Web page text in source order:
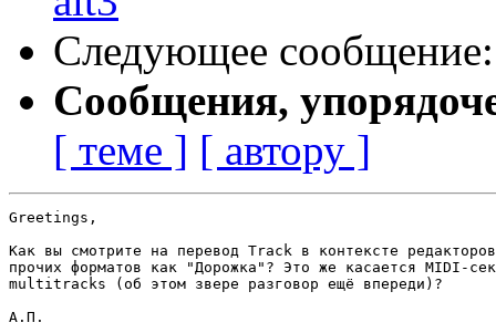
Следующее
Сообщения,
[ теме ] [ автору ]
Greetings,
Как вы смотрите на перевод Track в контексте редакторов
прочих форматов как "Дорожка"? Это же касается MIDI-
multitracks (об этом звере разговор ещё впереди)?
А.П.